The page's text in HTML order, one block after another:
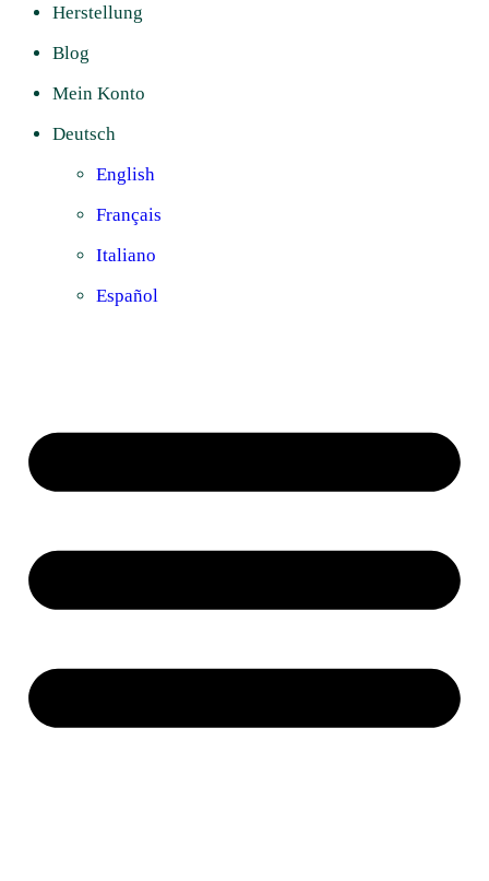
Herstellung
Blog
Mein Konto
Deutsch
English
Français
Italiano
Español